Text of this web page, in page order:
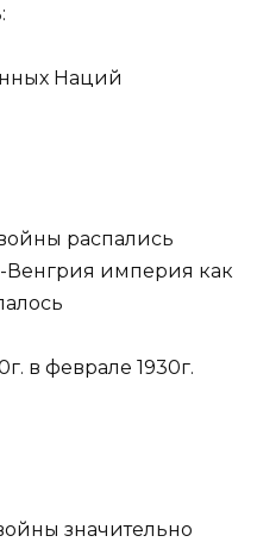
Наций
распались
Венгрия империя как
в феврале 1930г.
значительно